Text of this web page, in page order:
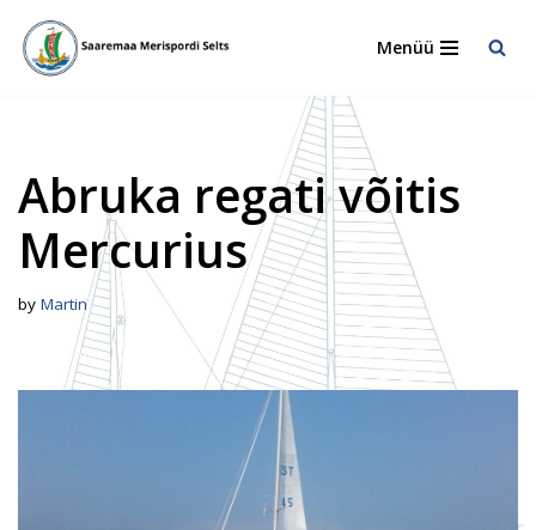
Skip
Menüü
Abruka regati võitis
Mercurius
by Martin